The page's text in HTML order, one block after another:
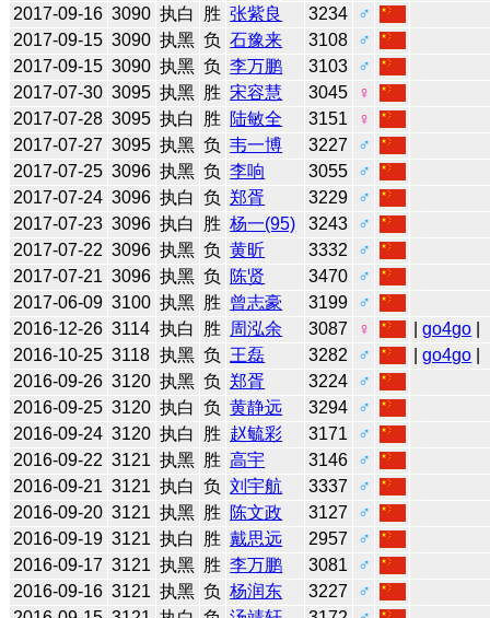
2017-09-16 3090 执白 胜 张紫良 3234
♂
2017-09-15 3090 执黑 负 石豫来 3108
♂
2017-09-15 3090 执黑 负 李万鹏 3103
♂
2017-07-30 3095 执黑 胜 宋容慧 3045
♀
2017-07-28 3095 执白 胜 陆敏全 3151
♀
2017-07-27 3095 执黑 负 韦一博 3227
♂
2017-07-25 3096 执黑 负 李响 3055
♂
2017-07-24 3096 执白 负 郑胥 3229
♂
2017-07-23 3096 执白 胜 杨一(95) 3243
♂
2017-07-22 3096 执黑 负 黄昕 3332
♂
2017-07-21 3096 执黑 负 陈贤 3470
♂
2017-06-09 3100 执黑 胜 曾志豪 3199
♂
2016-12-26 3114 执白 胜 周泓余 3087 ♀ |go4go
2016-10-25 3118 执黑 负 王磊 3282 ♂ |go4go
2016-09-26 3120 执黑 负 郑胥 3224
♂
2016-09-25 3120 执白 负 黄静远 3294
♂
2016-09-24 3120 执白 胜 赵毓彩 3171
♂
2016-09-22 3121 执黑 胜 高宇 3146
♂
2016-09-21 3121 执白 负 刘宇航 3337
♂
2016-09-20 3121 执黑 胜 陈文政 3127
♂
2016-09-19 3121 执白 胜 戴思远 2957
♂
2016-09-17 3121 执黑 胜 李万鹏 3081
♂
2016-09-16 3121 执黑 负 杨润东 3227
♂